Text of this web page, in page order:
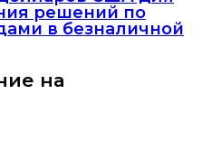
решений по
в безналичной
на